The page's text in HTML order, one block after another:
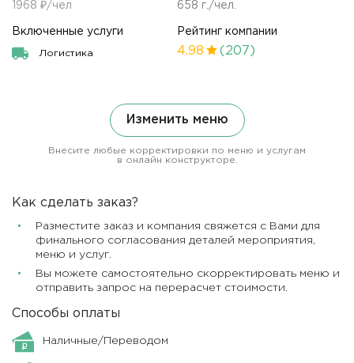
1968 ₽/чел 658 г./чел.
Включенные услуги
Логистика
Рейтинг компании
4.98 (207)
Изменить меню
Внесите любые корректировки по меню и услугам
в онлайн конструкторе.
Как сделать заказ?
Разместите заказ и компания свяжется с Вами для
финального согласования деталей мероприятия,
меню и услуг.
Вы можете самостоятельно скорректировать меню и
отправить запрос на перерасчет стоимости.
Способы оплаты
Наличные/Переводом